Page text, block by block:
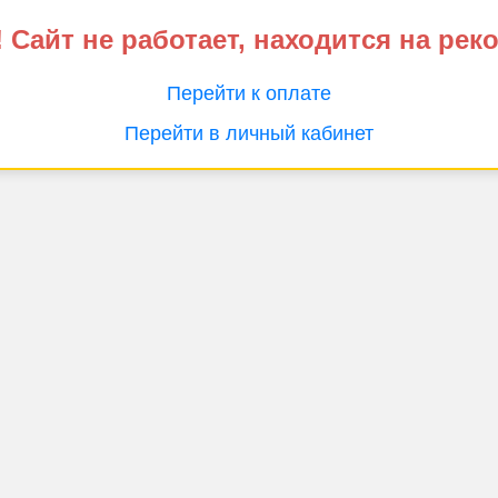
не работает, находится на
Перейти к оплате
Перейти в личный кабинет